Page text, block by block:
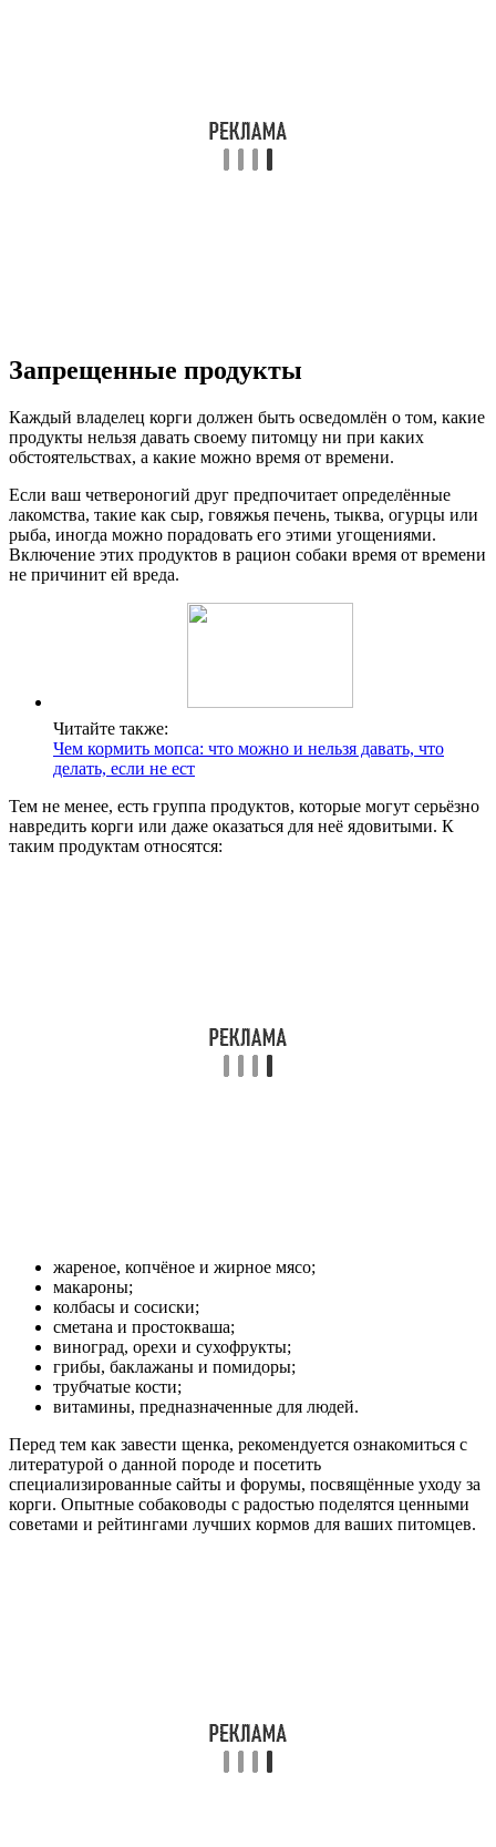
Запрещенные продукты
Каждый владелец корги должен быть осведомлён о том, какие
продукты нельзя давать своему питомцу ни при каких
обстоятельствах, а какие можно время от времени.
Если ваш четвероногий друг предпочитает определённые
лакомства, такие как сыр, говяжья печень, тыква, огурцы или
рыба, иногда можно порадовать его этими угощениями.
Включение этих продуктов в рацион собаки время от времени
не причинит ей вреда.
Читайте также:
Чем кормить мопса: что можно и нельзя давать, что
делать, если не ест
Тем не менее, есть группа продуктов, которые могут серьёзно
навредить корги или даже оказаться для неё ядовитыми. К
таким продуктам относятся:
жареное, копчёное и жирное мясо;
макароны;
колбасы и сосиски;
сметана и простокваша;
виноград, орехи и сухофрукты;
грибы, баклажаны и помидоры;
трубчатые кости;
витамины, предназначенные для людей.
Перед тем как завести щенка, рекомендуется ознакомиться с
литературой о данной породе и посетить
специализированные сайты и форумы, посвящённые уходу за
корги. Опытные собаководы с радостью поделятся ценными
советами и рейтингами лучших кормов для ваших питомцев.